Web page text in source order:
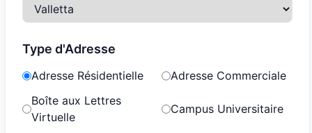
Type d'Adresse
Adresse Résidentielle
Adresse Commerciale
Boîte aux Lettres
Virtuelle
Campus Universitaire